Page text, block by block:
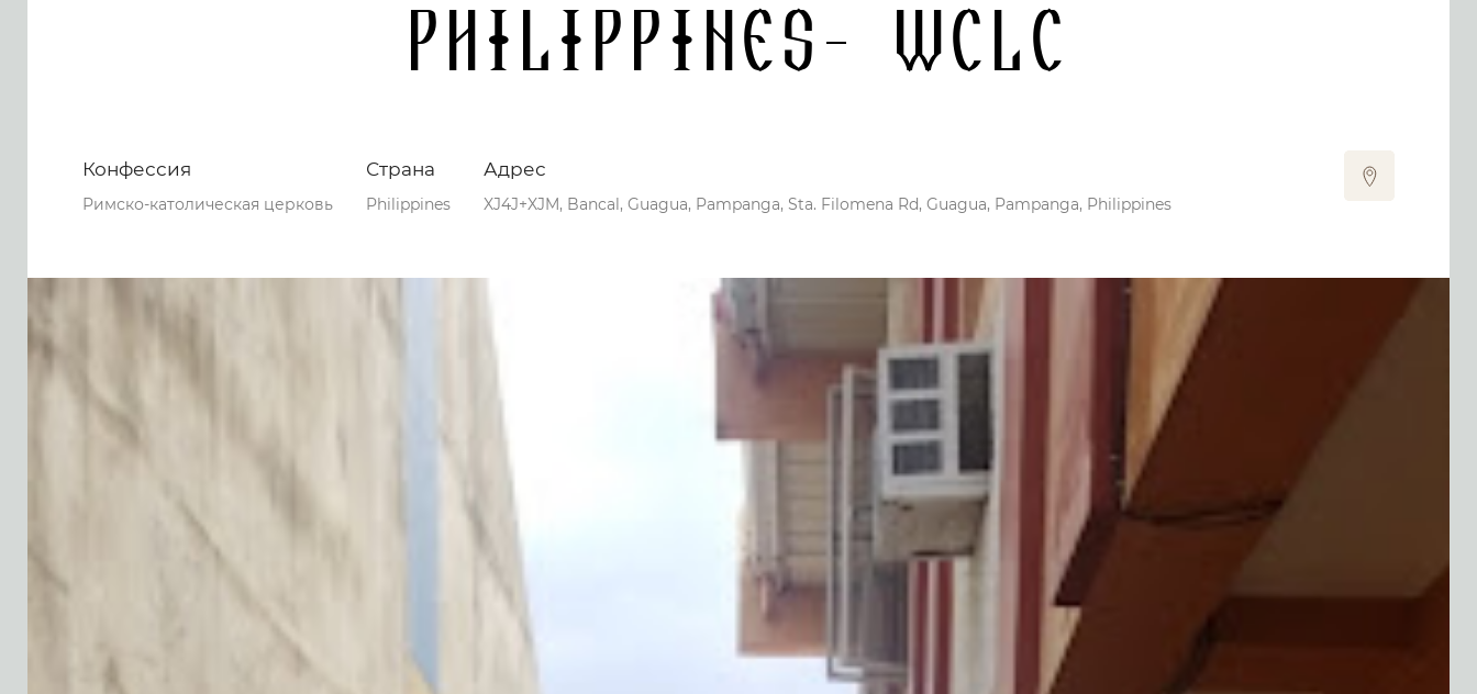
Philippines- WCLC
Конфессия
Римско-католическая церковь
Страна
Philippines
Адрес
XJ4J+XJM, Bancal, Guagua, Pampanga, Sta. Filomena Rd, Guagua, Pampanga, Philippines